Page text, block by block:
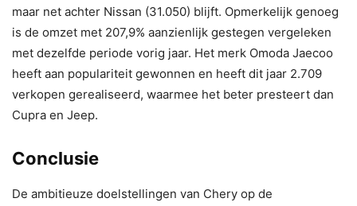
maar net achter Nissan (31.050) blijft. Opmerkelijk genoeg
is de omzet met 207,9% aanzienlijk gestegen vergeleken
met dezelfde periode vorig jaar. Het merk Omoda Jaecoo
heeft aan populariteit gewonnen en heeft dit jaar 2.709
verkopen gerealiseerd, waarmee het beter presteert dan
Cupra en Jeep.
Conclusie
De ambitieuze doelstellingen van Chery op de